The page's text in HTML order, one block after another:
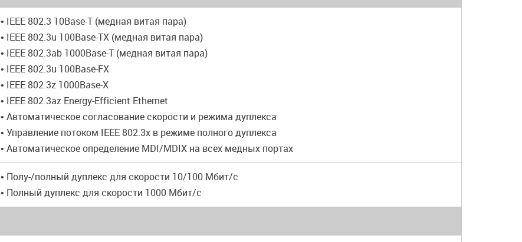
• IEEE 802.3 10Base-T (медная витая пара)
• IEEE 802.3u 100Base-TX (медная витая пара)
• IEEE 802.3ab 1000Base-T (медная витая пара)
• IEEE 802.3u 100Base-FX
• IEEE 802.3z 1000Base-X
• IEEE 802.3az Energy-Efficient Ethernet
• Автоматическое согласование скорости и режима дуплекса
• Управление потоком IEEE 802.3x в режиме полного дуплекса
• Автоматическое определение MDI/MDIX на всех медных портах
• Полу-/полный дуплекс для скорости 10/100 Мбит/с
• Полный дуплекс для скорости 1000 Мбит/с